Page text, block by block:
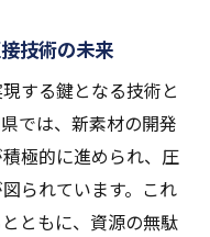
技術の未来
する鍵となる技術と
では、新素材の開発
極的に進められ、圧
られています。これ
ともに、資源の無駄